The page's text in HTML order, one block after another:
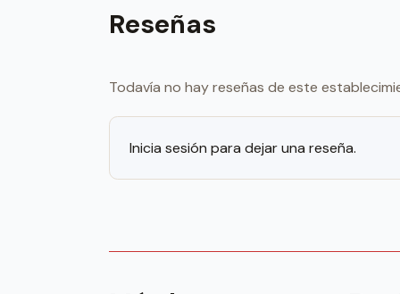
Reseñas
Todavía no hay reseñas de este
Inicia sesión para dejar una reseña.